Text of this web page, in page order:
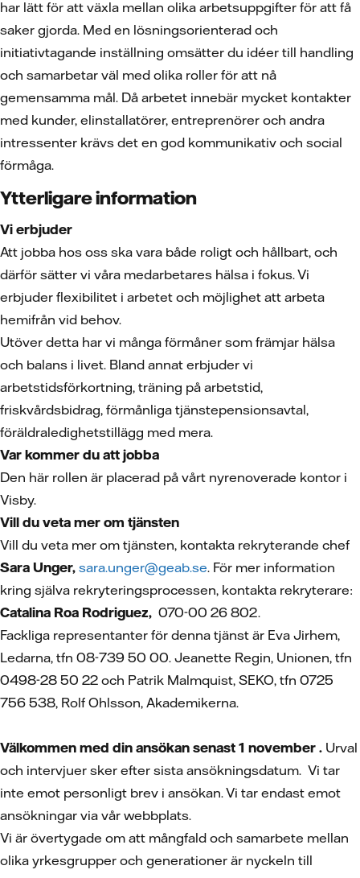
har lätt för att växla mellan olika arbetsuppgifter för att få
saker gjorda. Med en lösningsorienterad och
initiativtagande inställning omsätter du idéer till handling
och samarbetar väl med olika roller för att nå
gemensamma mål. Då arbetet innebär mycket kontakter
med kunder, elinstallatörer, entreprenörer och andra
intressenter krävs det en god kommunikativ och social
förmåga.
Ytterligare information
Vi erbjuder
Att jobba hos oss ska vara både roligt och hållbart, och
därför sätter vi våra medarbetares hälsa i fokus. Vi
erbjuder flexibilitet i arbetet och möjlighet att arbeta
hemifrån vid behov.
Utöver detta har vi många förmåner som främjar hälsa
och balans i livet. Bland annat erbjuder vi
arbetstidsförkortning, träning på arbetstid,
friskvårdsbidrag, förmånliga tjänstepensionsavtal,
föräldraledighetstillägg med mera.
Var kommer du att jobba
Den här rollen är placerad på vårt nyrenoverade kontor i
Visby.
Vill du veta mer om tjänsten
Vill du veta mer om tjänsten, kontakta rekryterande chef
Sara Unger, sara.unger@geab.se. För mer information
kring själva rekryteringsprocessen, kontakta rekryterare:
Catalina Roa Rodriguez, 070-00 26 802.
Fackliga representanter för denna tjänst är Eva Jirhem,
Ledarna, tfn 08-739 50 00. Jeanette Regin, Unionen, tfn
0498-28 50 22 och Patrik Malmquist, SEKO, tfn 0725
756 538, Rolf Ohlsson, Akademikerna.
Välkommen med din ansökan senast 1 november . Urval
och intervjuer sker efter sista ansökningsdatum. Vi tar
inte emot personligt brev i ansökan. Vi tar endast emot
ansökningar via vår webbplats.
Vi är övertygade om att mångfald och samarbete mellan
olika yrkesgrupper och generationer är nyckeln till